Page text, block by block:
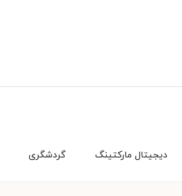
گردشگری دیجیتال مارکتینگ